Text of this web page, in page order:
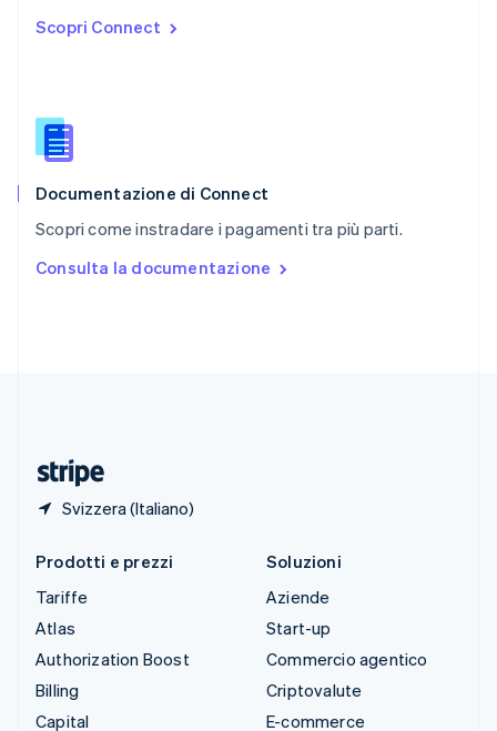
Scopri Connect
Documentazione di Connect
Scopri come instradare i pagamenti tra più parti.
Consulta la documentazione
Svizzera (Italiano)
Romania
Slovacchia
English
Slovenia
English Italiano
EspañolEnglish
English Español简体中文
Prodotti e prezzi
Tariffe
Atlas
Authorization Boost
Billing
Capital
Soluzioni
Aziende
Start-up
Commercio agentico
Criptovalute
E-commerce